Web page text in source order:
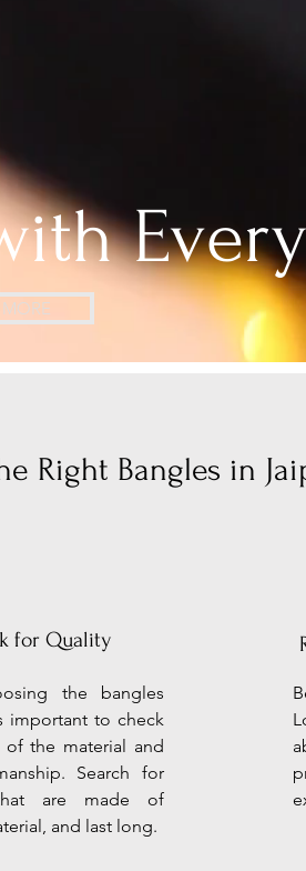
Right Bangles in
for Quality
the bangles
important to check
of the material and
Search for
are made of
and last long.